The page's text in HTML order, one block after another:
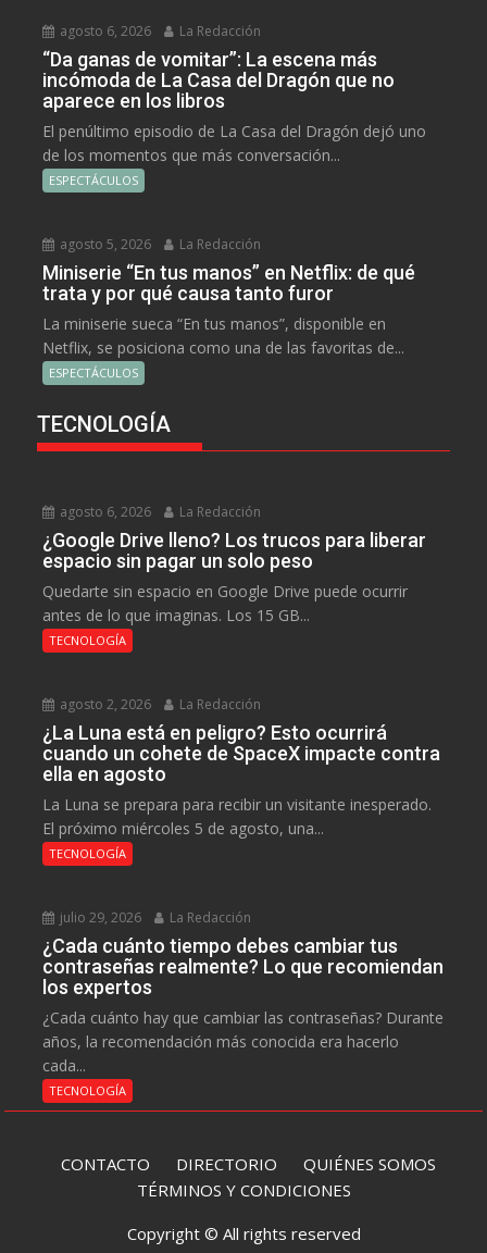
agosto 6, 2026 La Redacción
“Da ganas de vomitar”: La escena más
incómoda de La Casa del Dragón que no
aparece en los libros
El penúltimo episodio de La Casa del Dragón dejó uno
de los momentos que más conversación...
ESPECTÁCULOS
agosto 5, 2026 La Redacción
Miniserie “En tus manos” en Netflix: de qué
trata y por qué causa tanto furor
La miniserie sueca “En tus manos”, disponible en
Netflix, se posiciona como una de las favoritas de...
ESPECTÁCULOS
TECNOLOGÍA
agosto 6, 2026 La Redacción
¿Google Drive lleno? Los trucos para liberar
espacio sin pagar un solo peso
Quedarte sin espacio en Google Drive puede ocurrir
antes de lo que imaginas. Los 15 GB...
TECNOLOGÍA
agosto 2, 2026 La Redacción
¿La Luna está en peligro? Esto ocurrirá
cuando un cohete de SpaceX impacte contra
ella en agosto
La Luna se prepara para recibir un visitante inesperado.
El próximo miércoles 5 de agosto, una...
TECNOLOGÍA
julio 29, 2026 La Redacción
¿Cada cuánto tiempo debes cambiar tus
contraseñas realmente? Lo que recomiendan
los expertos
¿Cada cuánto hay que cambiar las contraseñas? Durante
años, la recomendación más conocida era hacerlo
cada...
TECNOLOGÍA
CONTACTO DIRECTORIO QUIÉNES SOMOS
TÉRMINOS Y CONDICIONES
Copyright © All rights reserved